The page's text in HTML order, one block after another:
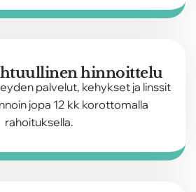
hinnoittelu
palvelut, kehykset ja linssit
jopa 12 kk korottomalla
rahoituksella.